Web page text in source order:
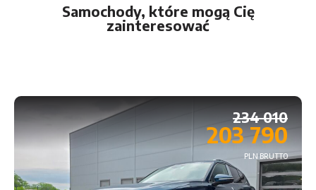
Samochody, które mogą Cię
zainteresować
234 010
203 790
PLN BRUTTO